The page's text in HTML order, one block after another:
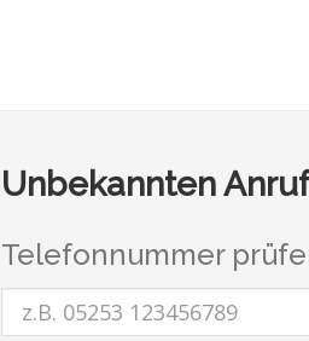
Unbekannten Anruf
Telefonnummer